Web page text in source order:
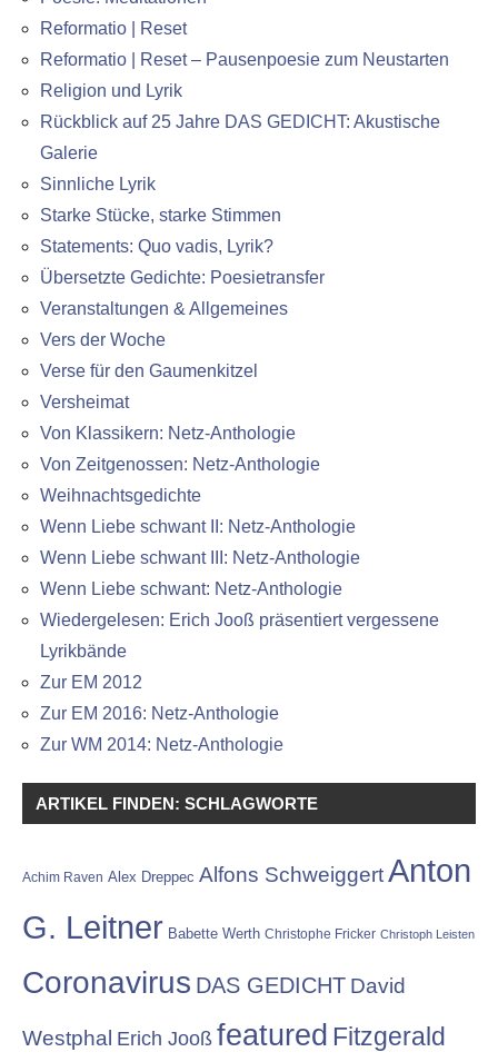
Reformatio | Reset
Reformatio | Reset – Pausenpoesie zum Neustarten
Religion und Lyrik
Rückblick auf 25 Jahre DAS GEDICHT: Akustische
Galerie
Sinnliche Lyrik
Starke Stücke, starke Stimmen
Statements: Quo vadis, Lyrik?
Übersetzte Gedichte: Poesietransfer
Veranstaltungen & Allgemeines
Vers der Woche
Verse für den Gaumenkitzel
Versheimat
Von Klassikern: Netz-Anthologie
Von Zeitgenossen: Netz-Anthologie
Weihnachtsgedichte
Wenn Liebe schwant II: Netz-Anthologie
Wenn Liebe schwant III: Netz-Anthologie
Wenn Liebe schwant: Netz-Anthologie
Wiedergelesen: Erich Jooß präsentiert vergessene
Lyrikbände
Zur EM 2012
Zur EM 2016: Netz-Anthologie
Zur WM 2014: Netz-Anthologie
ARTIKEL FINDEN: SCHLAGWORTE
Achim Raven Alex Dreppec Alfons SchweiggertAnton
G. Leitner Babette Werth Christophe Fricker Christoph Leisten
Coronavirus DAS GEDICHT David
Westphal Erich Jooß featured Fitzgerald